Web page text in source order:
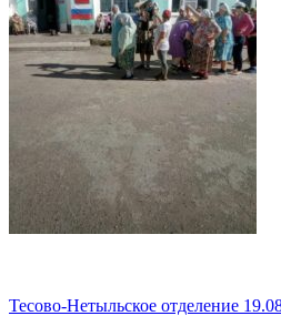
Тесово-Нетыльское отделение